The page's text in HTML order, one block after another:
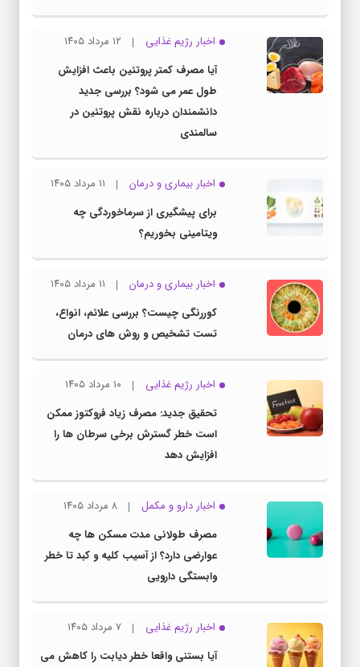
اخبار رژیم غذایی
۱۲ مرداد ۱۴۰۵
آیا مصرف کمتر پروتئین باعث افزایش
طول عمر می شود؟ بررسی جدید
دانشمندان درباره نقش پروتئین در
سالمندی
اخبار بیماری و درمان
۱۱ مرداد ۱۴۰۵
برای پیشگیری از سرماخوردگی چه
ویتامینی بخوریم؟
اخبار بیماری و درمان
۱۱ مرداد ۱۴۰۵
کوررنگی چیست؟ بررسی علائم، انواع،
تست تشخیص و روش های درمان
اخبار رژیم غذایی
۱۰ مرداد ۱۴۰۵
تحقیق جدید: مصرف زیاد فروکتوز ممکن
است خطر گسترش برخی سرطان ها را
افزایش دهد
اخبار دارو و مکمل
۸ مرداد ۱۴۰۵
مصرف طولانی مدت مسکن ها چه
عوارضی دارد؟ از آسیب کلیه و کبد تا خطر
وابستگی دارویی
اخبار رژیم غذایی
۷ مرداد ۱۴۰۵
آیا بستنی واقعا خطر دیابت را کاهش می